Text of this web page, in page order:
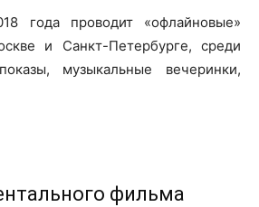
года про­во­дит «офлай­но­вые»
и Санкт-Петер­бур­ге, сре­ди
музы­каль­ные вече­рин­ки,
фильма